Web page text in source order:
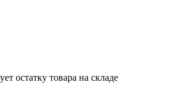
остатку товара на складе